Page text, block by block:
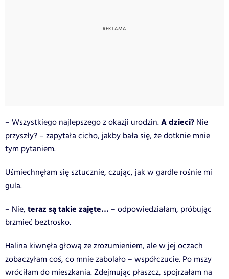
– Wszystkiego najlepszego z okazji urodzin.A dzieci? Nie
przyszły? – zapytała cicho, jakby bała się, że dotknie mnie
tym pytaniem.
Uśmiechnęłam się sztucznie, czując, jak w gardle rośnie mi
gula.
– Nie, teraz są takie zajęte… – odpowiedziałam, próbując
brzmieć beztrosko.
Halina kiwnęła głową ze zrozumieniem, ale w jej oczach
zobaczyłam coś, co mnie zabolało – współczucie. Po mszy
wróciłam do mieszkania. Zdejmując płaszcz, spojrzałam na